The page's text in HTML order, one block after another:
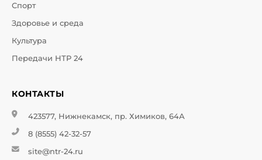
Спорт
Здоровье и среда
Культура
Передачи НТР 24
КОНТАКТЫ
423577, Нижнекамск, пр. Химиков, 64А
8 (8555) 42-32-57
site@ntr-24.ru